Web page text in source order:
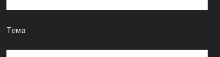
Тема